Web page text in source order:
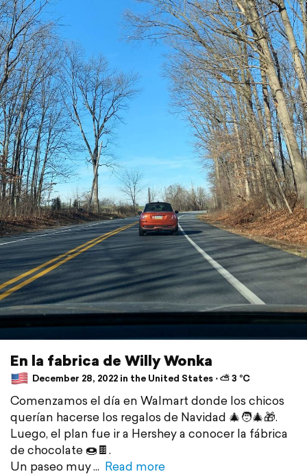
En la fabrica de Willy Wonka
December 28, 2022 in the United States ⋅ ⛅ 3 °C
Comenzamos el día en Walmart donde los chicos
querían hacerse los regalos de Navidad 🎄🧑‍🎄🎁.
Luego, el plan fue ir a Hershey a conocer la fábrica
de chocolate 🍩🍫.
Un paseo muy
Read more